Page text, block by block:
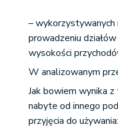
– wykorzystywanych
prowadzeniu
wysokości
W analizowanym
Jak bowiem wynika
nabyte od innego
przyjęcia do używania: